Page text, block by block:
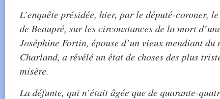
L’enquête présidée, hier, par le député-coroner,
de Beaupré, sur les circonstances de la mort
Joséphine Fortin, épouse d’un vieux mendiant du
Charland, a révélé un état de choses des plus
misère.
La défunte, qui n’était âgée que de quarante-